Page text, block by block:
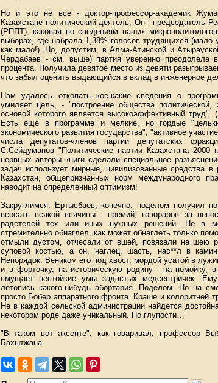
Но и это не все - доктор-профессор-академик
Казахстане политический деятель. Он - председатель
(РППТ), каковая по сведениям наших
выборах, где набрала 1,38% голосов трудящихся
как мало!). Но, допустим, в Алма-Атинской и
Чердабаев - см. выше) партия уверенно преодолела
процента. Получила девятое место из девяти
что забыл оценить выдающийся в вклад в инженерное
Нам удалось откопать кое-какие сведения о
умиляет цель, - "построение общества политической,
основой которого является высокоэффективный
Есть еще в программе и мелкие, но гордые
экономического развития государства", "активное
числа депутатов-членов партии депутатских
С.Сейдуманов "Политические партии Казахстана
нервных авторы книги сделали специальное
задач использует мирные, цивилизованные средства в
Казахстан, общепризнанных норм международного
наводит на определенный оптимизм!
Закруглимся. Ертысбаев, конечно, поделом получил
всосать всякой всячины - премий, гонораров за
радетелей тех или иных нужных решений. Не в
стремительно обнаглел, как может обнаглеть только
отмыли дустом, отчесали от вшей, повязали на шею
суповой костью, а он, наглец, шасть, нас**л в
Непорядок. Веником его под хвост, мордой усатой в
и в форточку, на историческую родину - на помойку,
смущает нестойкие умы задастых медсестричек.
летопись какого-нибудь абортария. Поделом. Но на
просто Бобер аппаратного фронта. Краше и колоритней
Не в каждой сельской администрации найдется
некотором роде даже уникальный. По глупости…
"В таком вот аксепте", как говаривал, профессор
Бахытжана.